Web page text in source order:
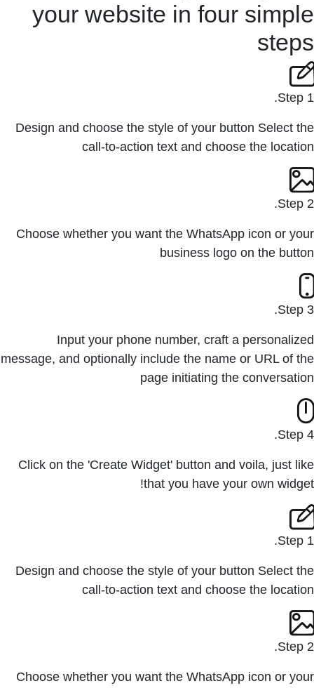
your website in four simple
steps
Step 1.
Design and choose the style of your button Select the
call-to-action text and choose the location
Step 2.
Choose whether you want the WhatsApp icon or your
business logo on the button
Step 3.
Input your phone number, craft a personalized
message, and optionally include the name or URL of the
page initiating the conversation
Step 4.
Click on the 'Create Widget' button and voila, just like
that you have your own widget!
Step 1.
Design and choose the style of your button Select the
call-to-action text and choose the location
Step 2.
Choose whether you want the WhatsApp icon or your